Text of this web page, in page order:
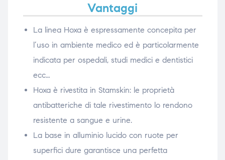
Vantaggi
La linea Hoxa è espressamente concepita per
l’uso in ambiente medico ed è particolarmente
indicata per ospedali, studi medici e dentistici
ecc…
Hoxa è rivestita in Stamskin: le proprietà
antibatteriche di tale rivestimento lo rendono
resistente a sangue e urine.
La base in alluminio lucido con ruote per
superfici dure garantisce una perfetta